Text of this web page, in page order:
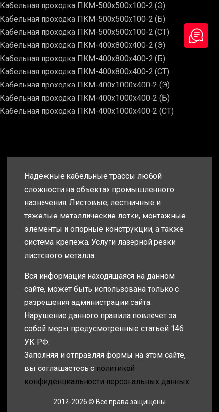
Кабельная проходка ПКМ-500х500х100-2 (Э)
Кабельная проходка ПКМ-500х500х100-2 (Б)
Кабельная проходка ПКМ-500х500х100-2 (СТ)
Кабельная проходка ПКМ-400х800х400-2 (Э)
Кабельная проходка ПКМ-400х800х400-2 (Б)
Кабельная проходка ПКМ-400х800х400-2 (СТ)
Кабельная проходка ПКМ-400х1000х400-2 (Э)
Кабельная проходка ПКМ-400х1000х400-2 (Б)
Кабельная проходка ПКМ-400х1000х400-2 (СТ)
Надежные кабельные трассы любой
сложности на объектах промышленного
назначения. Листовые, лестничные и
тяжелые металлические лотки, монтажные
элементы и опорные конструкции, а также
система крепежа. Услуги лазерной резки
листового металла.
Вся информация находящаяся на данном
сайте, может быть использована только с
разрешения администрации сайта.
Нарушение данного правила повлечет за
собой меры предусмотренные статьей 146
УК РФ.
Заполняя и отправляя формы на этом сайте,
вы соглашаетесь с политикой
конфиденциальности персональных данных
2012-2026 © Все права защищены